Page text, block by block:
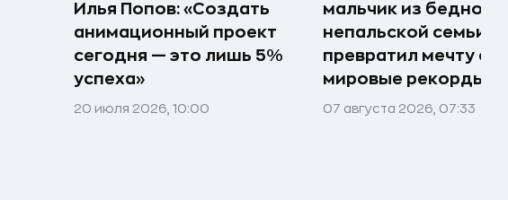
Илья Попов: «Создать
анимационный проект
сегодня — это лишь 5%
успеха»
20 июля 2026, 10:00
мальчик из бедной
непальской семьи
превратил мечту о
мировые рекорды и
07 августа 2026, 07:33